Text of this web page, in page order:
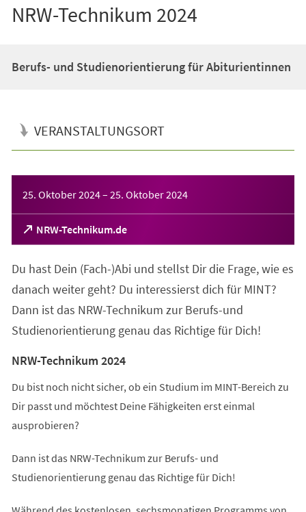
NRW-Technikum 2024
Berufs- und Studienorientierung für Abiturientinnen
VERANSTALTUNGSORT
25. Oktober 2024– 25. Oktober 2024
NRW-Technikum.de
(Öffnet
in
neuen
Du hast Dein (Fach-)Abi und stellst Dir die Frage, wie es
danach weiter geht? Du interessierst dich für MINT?
Dann ist das NRW-Technikum zur Berufs-und
Studienorientierung genau das Richtige für Dich!
NRW-Technikum 2024
Du bist noch nicht sicher, ob ein Studium im MINT-Bereich zu
Dir passt und möchtest Deine Fähigkeiten erst einmal
ausprobieren?
Dann ist das NRW-Technikum zur Berufs- und
Studienorientierung genau das Richtige für Dich!